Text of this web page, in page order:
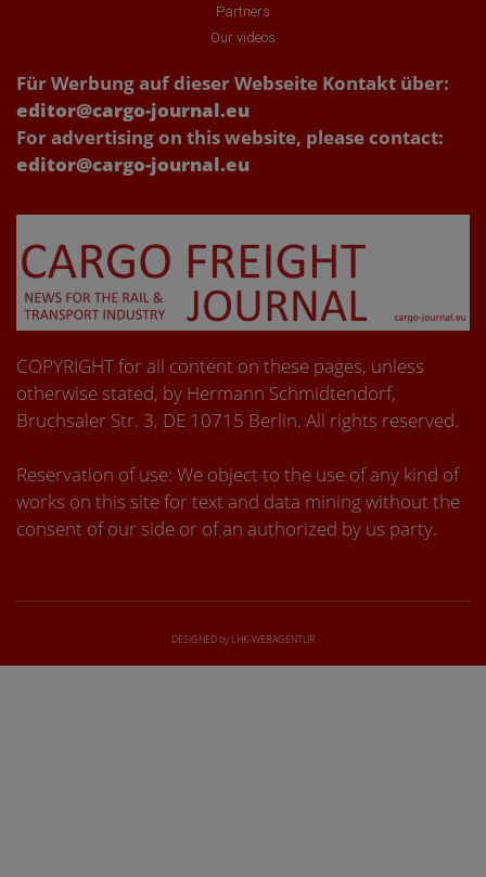
Partners
Our videos
Für Werbung auf dieser Webseite Kontakt über:
editor@cargo-journal.eu
For advertising on this website, please contact:
editor@cargo-journal.eu
COPYRIGHT for all content on these pages, unless
otherwise stated, by Hermann Schmidtendorf,
Bruchsaler Str. 3, DE 10715 Berlin. All rights reserved.
Reservation of use: We object to the use of any kind of
works on this site for text and data mining without the
consent of our side or of an authorized by us party.
DESIGNED by LHK-WEBAGENTUR